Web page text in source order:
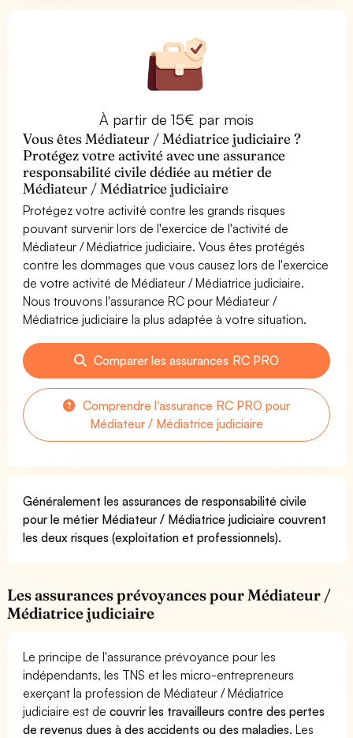
À partir de 15€ par mois
Vous êtes Médiateur / Médiatrice judiciaire ?
Protégez votre activité avec une assurance
responsabilité civile dédiée au métier de
Médiateur / Médiatrice judiciaire
Protégez votre activité contre les grands risques
pouvant survenir lors de l'exercice de l'activité de
Médiateur / Médiatrice judiciaire. Vous êtes protégés
contre les dommages que vous causez lors de l'exercice
de votre activité de Médiateur / Médiatrice judiciaire.
Nous trouvons l'assurance RC pour Médiateur /
Médiatrice judiciaire la plus adaptée à votre situation.
Comparer les assurances RC PRO
Comprendre l'assurance RC PRO pour
Médiateur / Médiatrice judiciaire
Généralement les assurances de responsabilité civile
pour le métier Médiateur / Médiatrice judiciaire couvrent
les deux risques (exploitation et professionnels).
Les assurances prévoyances pour Médiateur /
Médiatrice judiciaire
Le principe de l'assurance prévoyance pour les
indépendants, les TNS et les micro-entrepreneurs
exerçant la profession de Médiateur / Médiatrice
judiciaire est decouvrir les travailleurs contre des pertes
de revenus dues à des accidents ou des maladies. Les